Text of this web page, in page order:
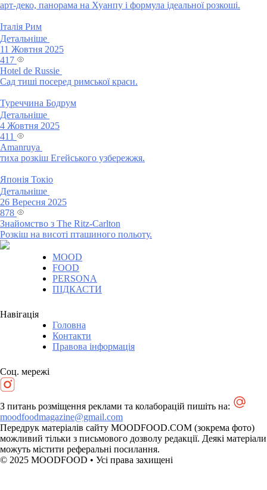
арт-деко, панорама на Хуанпу і формула ідеальної розкоші.
Італія Рим
Детальніше
11 Жовтня 2025
417
Hotel de Russie
Cад тиші посеред римської краси.
Туреччина Бодрум
Детальніше
4 Жовтня 2025
411
Amanruya
тиха розкіш Егейського узбережжя.
Японія Токіо
Детальніше
26 Вересня 2025
878
Знайомство з The Ritz-Carlton
Розкіш на висоті пташиного польоту.
MOOD
FOOD
PERSONA
ПІДКАСТИ
Навігація
Головна
Контакти
Правова інформація
Соц. мережі
З питань розміщення реклами та колаборацій пишіть на:
moodfoodmagazine@gmail.com
Передрук матеріалів сайту MOODFOOD.COM (зокрема фото)
можливий тільки з письмового дозволу редакції. Деякі матеріали
можуть містити реферальні посилання.
© 2025 MOODFOOD • Усі права захищені